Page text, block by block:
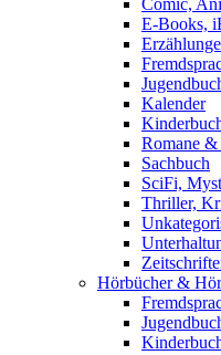
Comic,
E-Books,
Kalender
Romane
Sachbuch
SciFi,
Thriller,
Hörbücher &